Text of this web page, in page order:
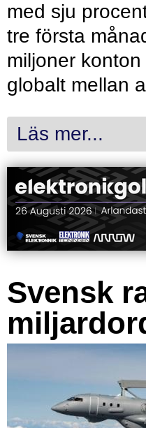
med sju
tre första
miljoner
globalt mellan
Läs mer...
Svensk